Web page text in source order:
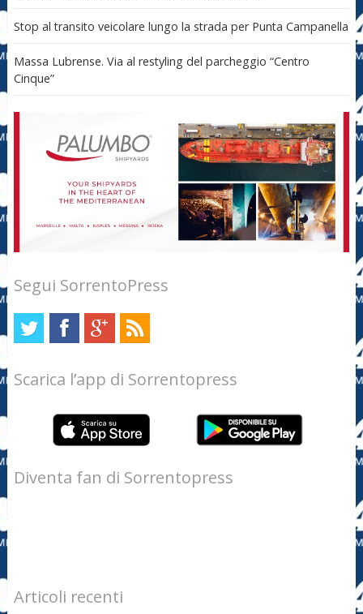
Stop al transito veicolare lungo la strada per Punta Campanella
Massa Lubrense. Via al restyling del parcheggio “Centro
Cinque”
Segui SorrentoPress
Scarica l’app di Sorrentopress
Diventa fan di Sorrentopress
Articoli recenti